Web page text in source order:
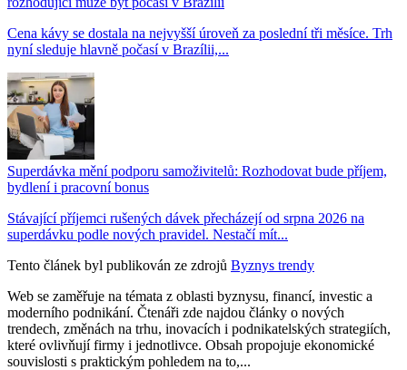
Cena kávy se dostala na nejvyšší úroveň za poslední tři měsíce. Trh
nyní sleduje hlavně počasí v Brazílii,...
Superdávka mění podporu samoživitelů: Rozhodovat bude příjem,
bydlení i pracovní bonus
Stávající příjemci rušených dávek přecházejí od srpna 2026 na
superdávku podle nových pravidel. Nestačí mít...
Tento článek byl publikován ze zdrojů Byznys trendy
Web se zaměřuje na témata z oblasti byznysu, financí, investic a
moderního podnikání. Čtenáři zde najdou články o nových
trendech, změnách na trhu, inovacích i podnikatelských strategiích,
které ovlivňují firmy i jednotlivce. Obsah propojuje ekonomické
souvislosti s praktickým pohledem na to,...